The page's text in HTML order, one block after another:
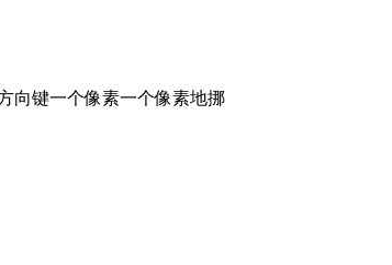
向键一个像素一个像素地挪